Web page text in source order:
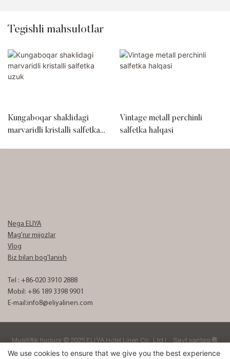
Tegishli mahsulotlar
Kungaboqar shaklidagi
marvaridli kristalli salfetka
Vintage metall perchinli
salfetka halqasi
Nega ELIYA
Mag'rur mijozlar
Vlog
Biz bilan bog'lanish
Tel : +86-020 3910 2888
Mobil: +86 189 3398 9901
E-mail:info8@eliyalinen.com
Mualliflik huquqi © 2025 ELIYA Hotel Linen Co., Ltd | Sayt xaritasi粤
ICP备15074832号
We use cookies to ensure that we give you the best experience